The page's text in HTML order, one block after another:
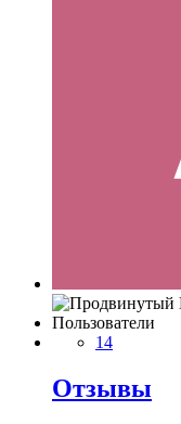
Пользователи
14
Отзывы